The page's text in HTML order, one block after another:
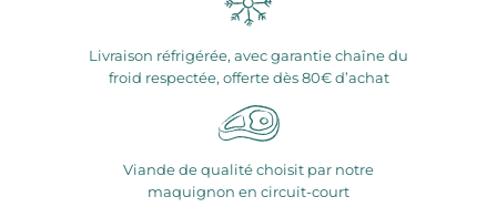
Livraison réfrigérée, avec garantie chaîne du
froid respectée, offerte dès 80€ d’achat
Viande de qualité choisit par notre
maquignon en circuit-court